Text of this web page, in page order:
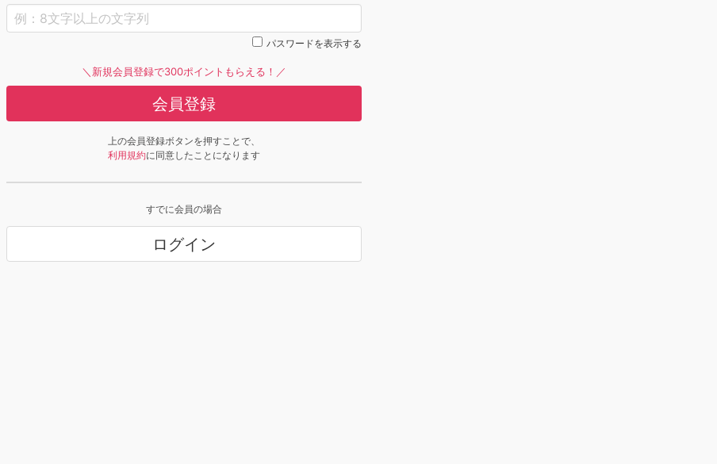
パスワードを表示する
＼新規会員登録で300ポイントもらえる！／
会員登録
上の会員登録ボタンを押すことで、
利用規約に同意したことになります
すでに会員の場合
ログイン